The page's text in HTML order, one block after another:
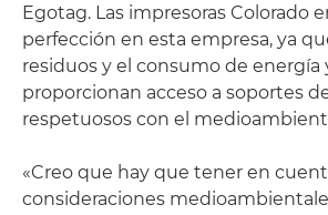
Egotag. Las impresoras Colorado
perfección en esta empresa, ya
residuos y el consumo de energía
proporcionan acceso a soportes
respetuosos con el
«Creo que hay que tener en
consideraciones